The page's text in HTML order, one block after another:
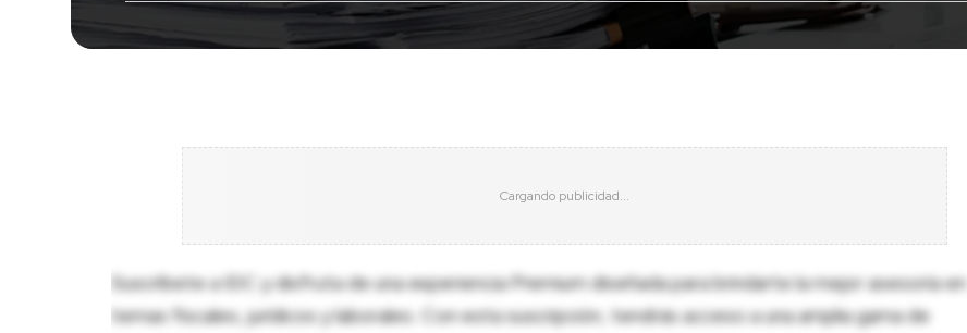
Suscríbete a IDC y disfruta de una experiencia Premium diseñada para brindarte la mejor asesoría en
temas fiscales, jurídicos y laborales. Con esta suscripción, tendrás acceso a una amplia gama de